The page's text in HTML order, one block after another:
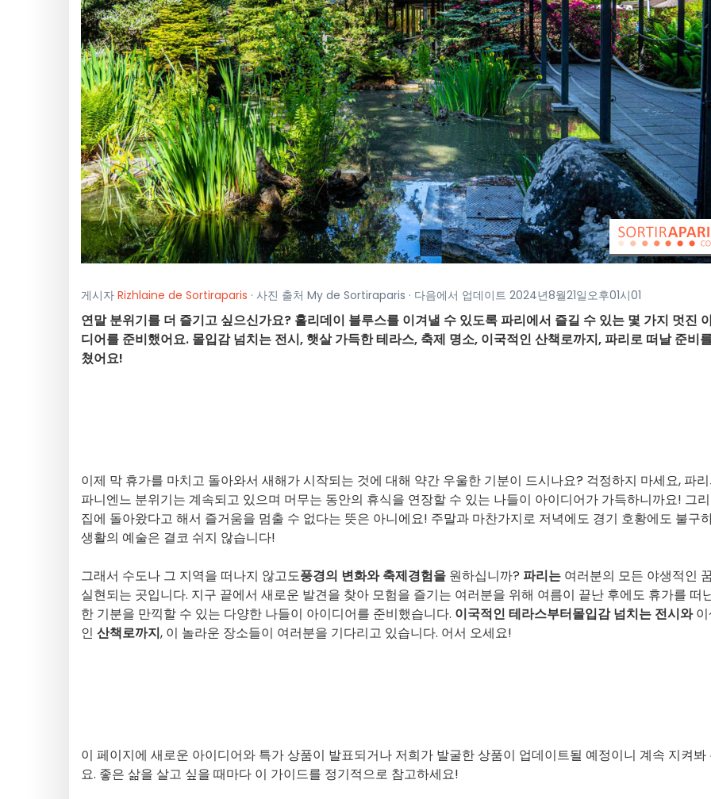
게시자 Rizhlaine de Sortiraparis · 사진 출처 My de Sortiraparis · 다음에서 업데이트 2024년8월21일오후01시01
연말 분위기를 더 즐기고 싶으신가요? 홀리데이 블루스를 이겨낼 수 있도록 파리에서 즐길 수 있는 몇 가지 멋진
디어를 준비했어요. 몰입감 넘치는 전시, 햇살 가득한 테라스, 축제 명소, 이국적인 산책로까지, 파리로 떠날 준비
쳤어요!
이제 막 휴가를 마치고 돌아와서 새해가 시작되는 것에 대해 약간 우울한 기분이 드시나요? 걱정하지 마세요, 파
파니엔느 분위기는 계속되고 있으며 머무는 동안의 휴식을 연장할 수 있는 나들이 아이디어가 가득하니까요! 그
집에 돌아왔다고 해서 즐거움을 멈출 수 없다는 뜻은 아니에요! 주말과 마찬가지로 저녁에도 경기 호황에도 불구
생활의 예술은 결코 쉬지 않습니다!
그래서 수도나 그 지역을 떠나지 않고도풍경의 변화와축제경험을 원하십니까? 파리는 여러분의 모든 야생적인
실현되는 곳입니다. 지구 끝에서 새로운 발견을 찾아 모험을 즐기는 여러분을 위해 여름이 끝난 후에도 휴가를 떠
한 기분을 만끽할 수 있는 다양한 나들이 아이디어를 준비했습니다. 이국적인 테라스부터몰입감 넘치는 전시와이
인 산책로까지, 이 놀라운 장소들이 여러분을 기다리고 있습니다. 어서 오세요!
이 페이지에 새로운 아이디어와 특가 상품이 발표되거나 저희가 발굴한 상품이 업데이트될 예정이니 계속 지켜봐
요. 좋은 삶을 살고 싶을 때마다 이 가이드를 정기적으로 참고하세요!